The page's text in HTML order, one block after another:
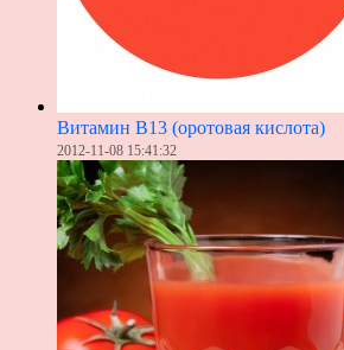
Витамин В13 (оротовая кислота)
2012-11-08 15:41:32